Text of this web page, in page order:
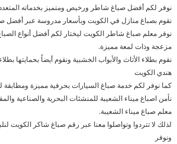
نوفر لكم أفضل صباغ شاطر ورخيص ومتميز بخدماته
نقوم بصباغ منازل في الكويت وبأسعار مدروسة عبر أفضل
نوفر معلم صباغ شاطر الكويت ليختار لكم أفضل أنواع
مزعجة وذات لمعة مميزة.
نقوم بطلاء الأثاث والأبواب الخشبية ونقوم أيضاً بحمايتها
هندي الكويت
كما نوفر لكم خدمة صباغ السيارات بحرفية مميزة ومطابقة
نأمن اصباغ ميناء الشعيبة للمنشئات البحرية والصناعية
معلم صباغ ميناء الشعيبة.
لذلك لا تتردوا وتواصلوا معنا عبر رقم صباغ شاكر الكويت
ونوفر